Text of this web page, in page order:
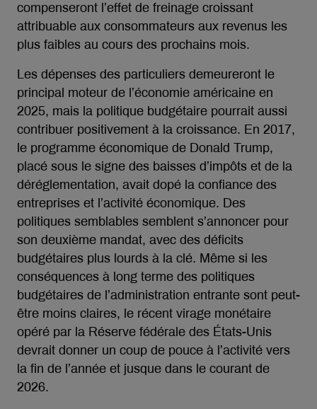
compenseront l’effet de freinage croissant
attribuable aux consommateurs aux revenus les
plus faibles au cours des prochains mois.
Les dépenses des particuliers demeureront le
principal moteur de l’économie américaine en
2025, mais la politique budgétaire pourrait aussi
contribuer positivement à la croissance. En 2017,
le programme économique de Donald Trump,
placé sous le signe des baisses d’impôts et de la
déréglementation, avait dopé la confiance des
entreprises et l’activité économique. Des
politiques semblables semblent s’annoncer pour
son deuxième mandat, avec des déficits
budgétaires plus lourds à la clé. Même si les
conséquences à long terme des politiques
budgétaires de l’administration entrante sont peut-
être moins claires, le récent virage monétaire
opéré par la Réserve fédérale des États-Unis
devrait donner un coup de pouce à l’activité vers
la fin de l’année et jusque dans le courant de
2026.